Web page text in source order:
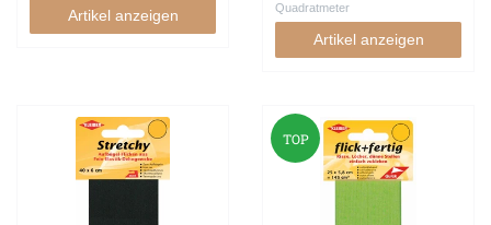
Artikel anzeigen
Quadratmeter
Artikel anzeigen
TOP